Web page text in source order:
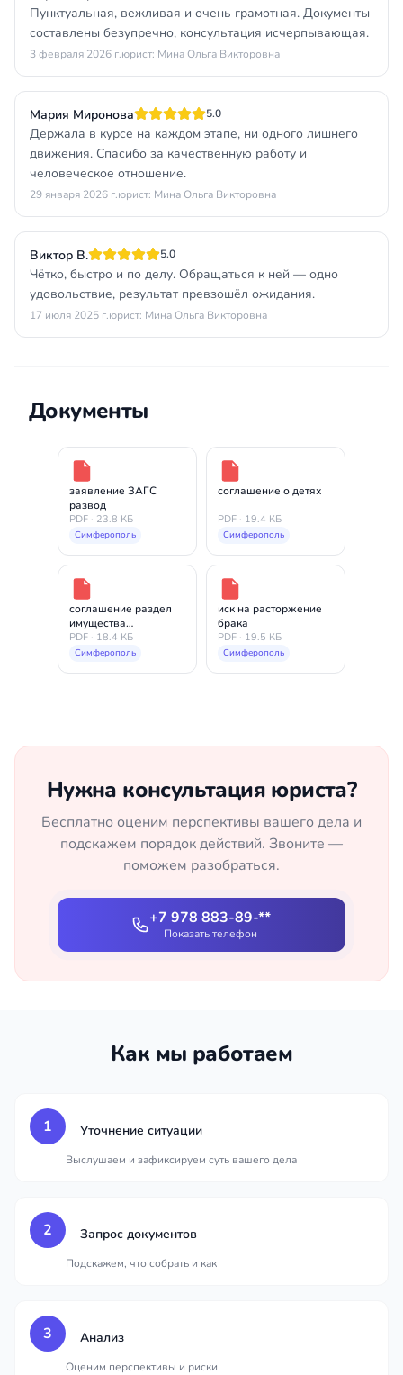
Пунктуальная, вежливая и очень грамотная. Документы
составлены безупречно, консультация исчерпывающая.
3 февраля 2026 г.юрист: Мина Ольга Викторовна
Мария Миронова 5.0
Держала в курсе на каждом этапе, ни одного лишнего
движения. Спасибо за качественную работу и
человеческое отношение.
29 января 2026 г.юрист: Мина Ольга Викторовна
Виктор В. 5.0
Чётко, быстро и по делу. Обращаться к ней — одно
удовольствие, результат превзошёл ожидания.
17 июля 2025 г.юрист: Мина Ольга Викторовна
Документы
заявление ЗАГС
развод
PDF · 23.8 КБ
Симферополь
соглашение о детях
PDF · 19.4 КБ
Симферополь
соглашение раздел
имущества
(предварительное)
PDF · 18.4 КБ
Симферополь
иск на расторжение
брака
PDF · 19.5 КБ
Симферополь
Нужна консультация юриста?
Бесплатно оценим перспективы вашего дела и
подскажем порядок действий. Звоните —
поможем разобраться.
+7 978 883-89-**
Показать телефон
Как мы работаем
1 Уточнение ситуации
Выслушаем и зафиксируем суть вашего дела
2 Запрос документов
Подскажем, что собрать и как
3 Анализ
Оценим перспективы и риски